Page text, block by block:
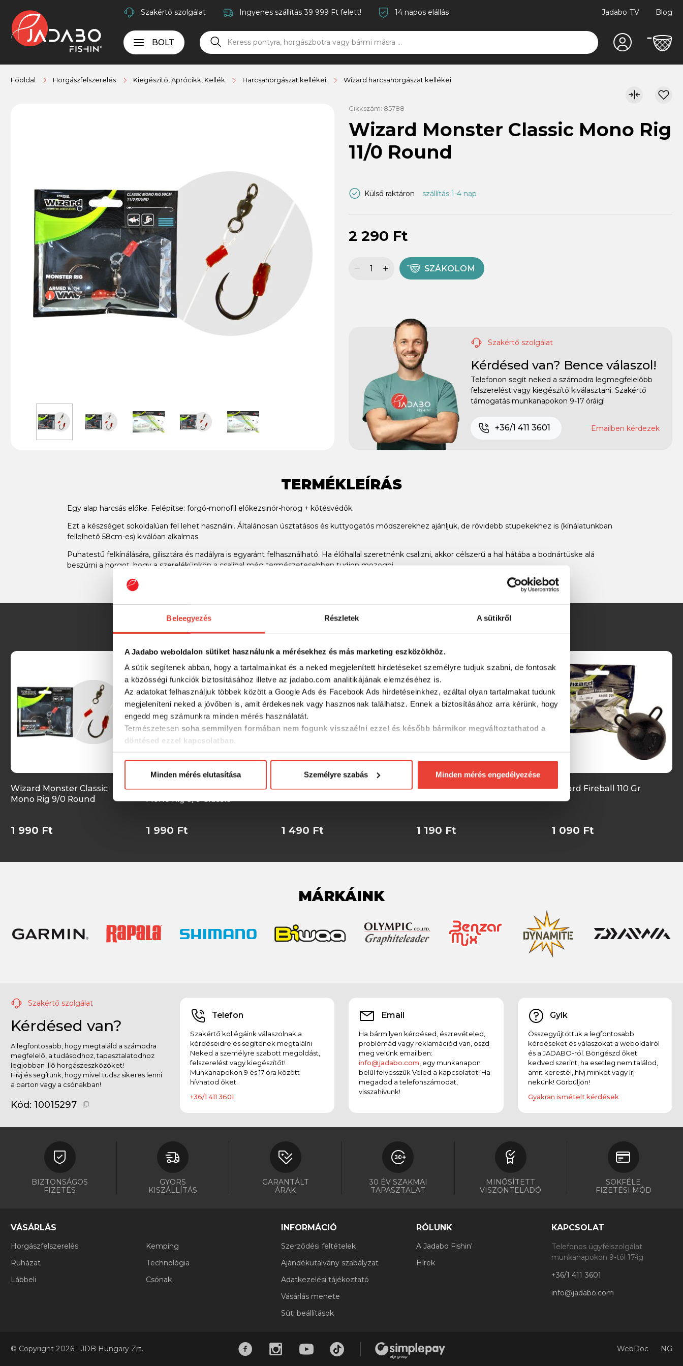
Beleegyezés Részletek A sütikről
A Jadabo weboldalon sütiket használunk a mérésekhez és más marketing eszközökhöz.
A sütik segítenek abban, hogy a tartalmainkat és a neked megjelenített hirdetéseket személyre tudjuk szabni, de fontosak
a közösségi funkciók biztosításához illetve az jadabo.com analitikájának elemzéséhez is.
Az adatokat felhasználjuk többek között a Google Ads és Facebook Ads hirdetéseinkhez, ezáltal olyan tartalmakat tudunk
megjeleníteni neked a jövőben is, amit érdekesnek vagy hasznosnak találhatsz. Ennek a biztosításához arra kérünk, hogy
engedd meg számunkra minden mérés használatát.
Természetesen soha semmilyen formában nem fogunk visszaélni ezzel és később bármikor megváltoztathatod a
döntésed ezzel kapcsolatban.
Előre is köszönjük!
Minden mérés elutasítása Személyre szabás Minden mérés engedélyezése
Szakértő szolgálat Ingyenes szállítás 39 999 Ft felett! 14 napos elállás Jadabo TV Blog
BOLT
Főoldal Horgászfelszerelés Kiegészítő, Aprócikk, Kellék Harcsahorgászat kellékei Wizard harcsahorgászat kellékei
Cikkszám: 85788
Wizard Monster Classic Mono Rig
11/0 Round
Külső raktáron szállítás 1-4 nap
2 290 Ft
SZÁKOLOM
Szakértő szolgálat
Kérdésed van? Bence válaszol!
Telefonon segít neked a számodra legmegfelelőbb
felszerelést vagy kiegészítő kiválasztani. Szakértő
támogatás munkanapokon 9-17 óráig!
+36/1 411 3601 Emailben kérdezek
TERMÉKLEÍRÁS
Egy alap harcsás előke. Felépítse: forgó-monofil előkezsinór-horog + kötésvédők.
Ezt a készséget sokoldalúan fel lehet használni. Általánosan úsztatásos és kuttyogatós módszerekhez ajánljuk, de rövidebb stupekekhez is (kínálatunkban
fellelhető 58cm-es) kiválóan alkalmas.
Puhatestű felkínálására, gilisztára és nadályra is egyaránt felhasználható. Ha élőhallal szeretnénk csalizni, akkor célszerű a hal hátába a bodnártüske alá
beszúrni a horgot, hogy a szerelékünkön a csalihal még természetesebben tudjon mozogni.
SZINTÉN KIVÁLÓAK
Wizard Monster Classic
Mono Rig 9/0 Round
1 990 Ft
Wizard Monster Classic
Mono Rig 9/0 Classic
1 990 Ft
Wizard Fireball 200 Gr
1 490 Ft
Wizard Fireball 150 Gr
1 190 Ft
Wizard Fireball 110 Gr
1 090 Ft
MÁRKÁINK
Szakértő szolgálat
Kérdésed van?
A legfontosabb, hogy megtaláld a számodra
megfelelő, a tudásodhoz, tapasztalatodhoz
legjobban illő horgászeszközöket!
Hívj és segítünk, hogy mivel tudsz sikeres lenni
a parton vagy a csónakban!
Kód: 10015297
Telefon
Szakértő kollégáink válaszolnak a
kérdéseidre és segítenek megtalálni
Neked a személyre szabott megoldást,
felszerelést vagy kiegészítőt!
Munkanapokon 9 és 17 óra között
hívhatod őket.
+36/1 411 3601
Email
Ha bármilyen kérdésed, észrevételed,
problémád vagy reklamációd van, oszd
meg velünk emailben:
info@jadabo.com , egy munkanapon
belül felvesszük Veled a kapcsolatot! Ha
megadod a telefonszámodat,
visszahívunk!
Gyik
Összegyűjtöttük a legfontosabb
kérdéseket és válaszokat a weboldalról
és a JADABO-ról. Böngészd őket
kedved szerint, ha esetleg nem találod,
amit kerestél, hívj minket vagy írj
nekünk! Görbüljön!
Gyakran ismételt kérdések
BIZTONSÁGOS
FIZETÉS
GYORS
KISZÁLLÍTÁS
GARANTÁLT
ÁRAK
30 ÉV SZAKMAI
TAPASZTALAT
MINŐSÍTETT
VISZONTELADÓ
SOKFÉLE
FIZETÉSI MÓD
VÁSÁRLÁS
Horgászfelszerelés
Ruházat
Lábbeli
Kemping
Technológia
Csónak
INFORMÁCIÓ
Szerződési feltételek
Ajándékutalvány szabályzat
Adatkezelési tájékoztató
Vásárlás menete
Süti beállítások
RÓLUNK
A Jadabo Fishin'
Hírek
KAPCSOLAT
Telefonos ügyfélszolgálat
munkanapokon 9-től 17-ig
+36/1 411 3601
info@jadabo.com
© Copyright 2026 - JDB Hungary Zrt. WebDoc NG